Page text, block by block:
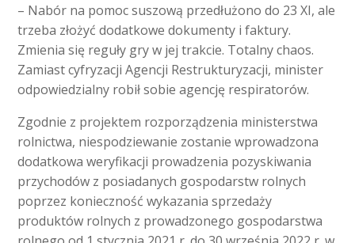
– Nabór na pomoc suszową przedłużono do 23 XI, ale
trzeba złożyć dodatkowe dokumenty i faktury.
Zmienia się reguły gry w jej trakcie. Totalny chaos.
Zamiast cyfryzacji Agencji Restrukturyzacji, minister
odpowiedzialny robił sobie agencję respiratorów.
Zgodnie z projektem rozporządzenia ministerstwa
rolnictwa, niespodziewanie zostanie wprowadzona
dodatkowa weryfikacji prowadzenia pozyskiwania
przychodów z posiadanych gospodarstw rolnych
poprzez konieczność wykazania sprzedaży
produktów rolnych z prowadzonego gospodarstwa